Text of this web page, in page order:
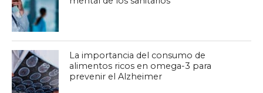
La importancia del consumo de
alimentos ricos en omega-3 para
prevenir el Alzheimer